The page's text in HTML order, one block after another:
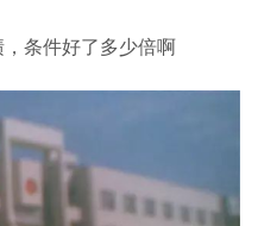
条件好了多少倍啊